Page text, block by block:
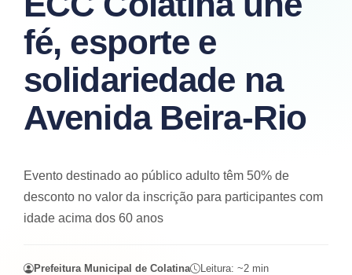
fé, esporte e
solidariedade na
Avenida Beira-Rio
Evento destinado ao público adulto têm 50% de
desconto no valor da inscrição para participantes com
idade acima dos 60 anos
Prefeitura Municipal de Colatina Leitura: ~2 min